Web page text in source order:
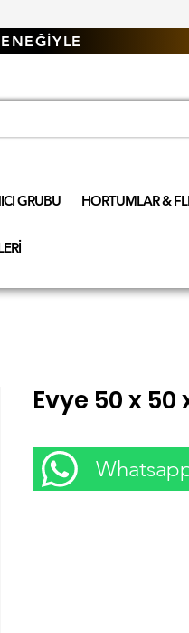
GRUBU HORTUMLAR &
Evye 50 x 50
₺0,00Fiyat